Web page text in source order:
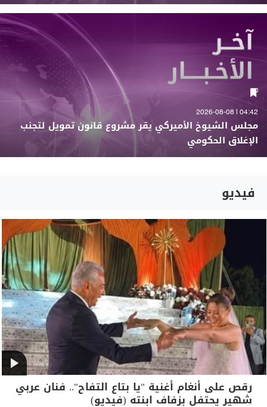
04:42 | 2026-08-08
مجلس الشيوخ الأميركي يقر مشروع قانون تمويل لتجنب
الإغلاق الحكومي
فيديو
رقص على أنغام أغنية "يا بتاع التفاح".. فنان عربي
شهير يحتفل بزفاف ابنته (فيديو)